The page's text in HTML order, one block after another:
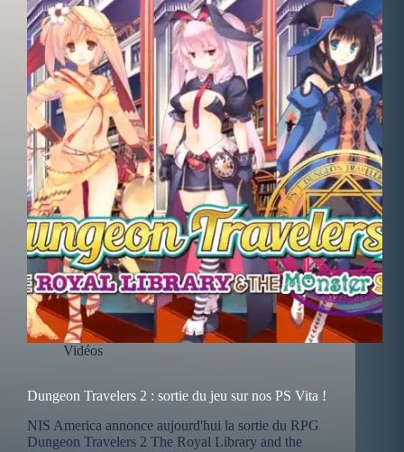
Vidéos
Dungeon Travelers 2 : sortie du jeu sur nos PS Vita !
NIS America annonce aujourd'hui la sortie du RPG
Dungeon Travelers 2 The Royal Library and the